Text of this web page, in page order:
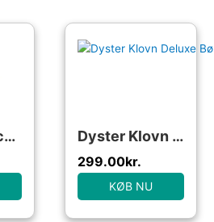
Klovne Poncho Kostume Dyster Klovn Deluxe Børnekostume
299.00kr.
KØB NU